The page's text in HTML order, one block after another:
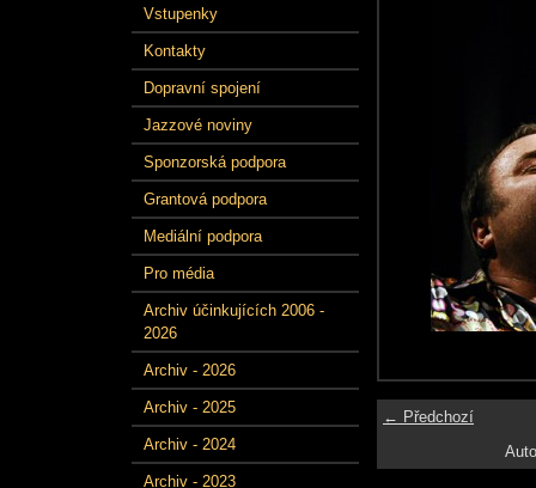
Vstupenky
Kontakty
Dopravní spojení
Jazzové noviny
Sponzorská podpora
Grantová podpora
Mediální podpora
Pro média
Archiv účinkujících 2006 -
2026
Archiv - 2026
Archiv - 2025
Archiv - 2024
Archiv - 2023
← Předchozí